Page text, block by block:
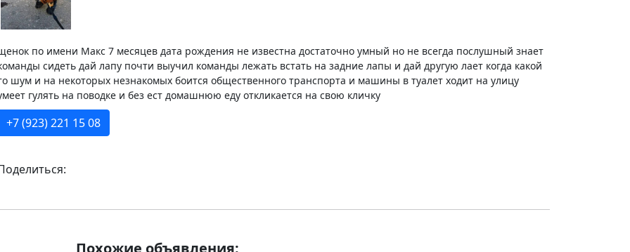
по имени Макс 7 месяцев дата рождения не известна достаточно умный но не всегда послушный знает
сидеть дай лапу почти выучил команды лежать встать на задние лапы и дай другую лает когда какой
шум и на некоторых незнакомых боится общественного транспорта и машины в туалет ходит на улицу
гулять на поводке и без ест домашнюю еду откликается на свою кличку
+7 (923) 221 15 08
Похожие объявления: